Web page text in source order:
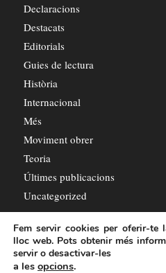
Declaracions
Destacats
Editorials
Guies de lectura
Història
Internacional
Més
Moviment obrer
Teoria
Últimes publicacions
Uncategorized
Fem servir cookies per oferir-
lloc web. Pots obtenir més
servir o desactivar-les
a les opcions.